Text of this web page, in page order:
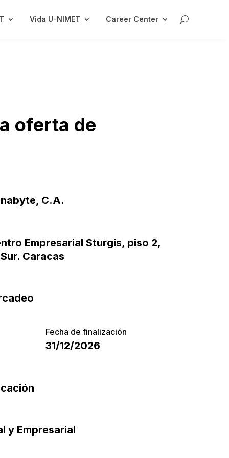
Vida U-NIMET Career Center
oferta de
C.A.
Empresarial Sturgis, piso 2,
Caracas
Fecha de finalización
31/12/2026
y Empresarial